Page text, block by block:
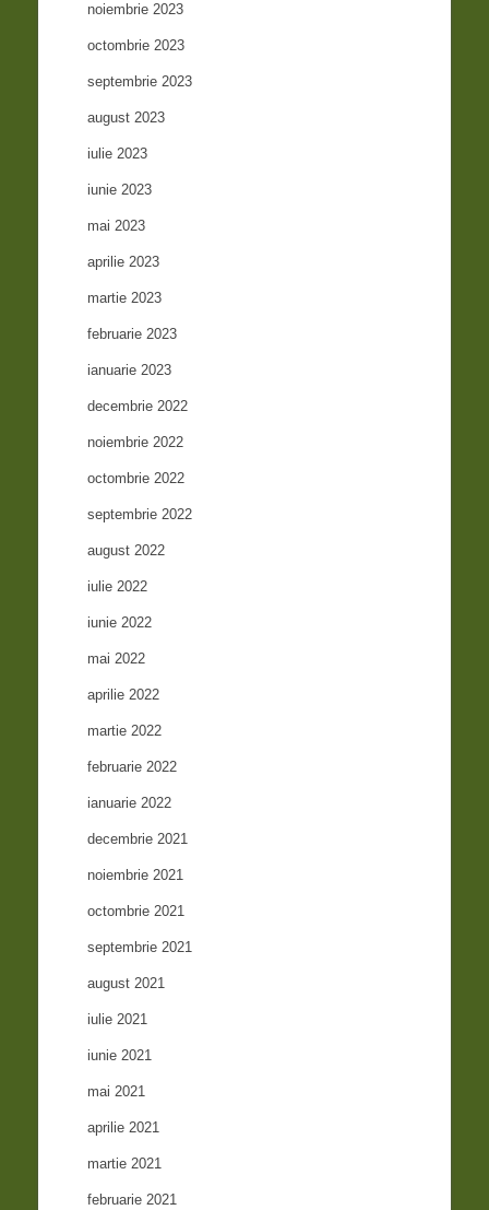
noiembrie 2023
octombrie 2023
septembrie 2023
august 2023
iulie 2023
iunie 2023
mai 2023
aprilie 2023
martie 2023
februarie 2023
ianuarie 2023
decembrie 2022
noiembrie 2022
octombrie 2022
septembrie 2022
august 2022
iulie 2022
iunie 2022
mai 2022
aprilie 2022
martie 2022
februarie 2022
ianuarie 2022
decembrie 2021
noiembrie 2021
octombrie 2021
septembrie 2021
august 2021
iulie 2021
iunie 2021
mai 2021
aprilie 2021
martie 2021
februarie 2021